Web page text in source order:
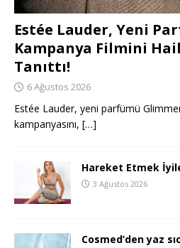
Estée Lauder, Yeni
Kampanya Filmini
Tanıttı!
6 Ağustos 2026
Estée Lauder, yeni parfümü
kampanyasını, […]
Hareket Etmek
3 Ağustos 2026
Cosmed’den yaz